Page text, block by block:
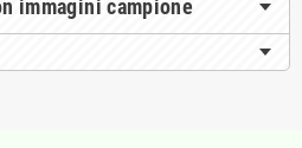
immagini campione